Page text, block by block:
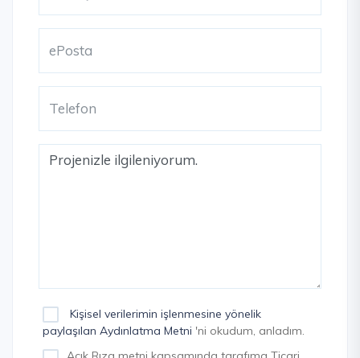
Kişisel verilerimin işlenmesine yönelik
paylaşılan Aydınlatma Metni 'ni okudum, anladım.